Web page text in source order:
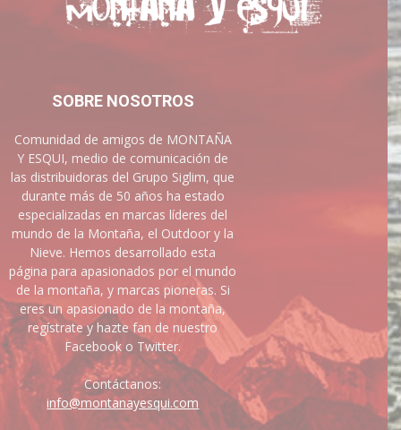
SOBRE NOSOTROS
Comunidad de amigos de MONTAÑA
Y ESQUI, medio de comunicación de
las distribuidoras del Grupo Siglim, que
durante más de 50 años ha estado
especializadas en marcas líderes del
mundo de la Montaña, el Outdoor y la
Nieve. Hemos desarrollado esta
página para apasionados por el mundo
de la montaña, y marcas pioneras. Si
eres un apasionado de la montaña,
regístrate y hazte fan de nuestro
Facebook o Twitter.
Contáctanos:
info@montanayesqui.com